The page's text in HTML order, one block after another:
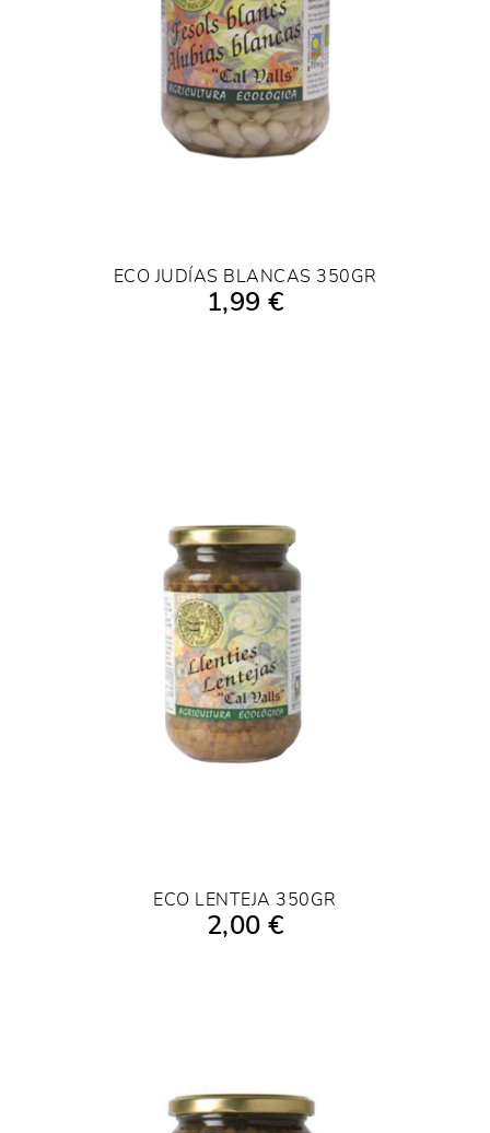
AÑADIR A LA COMPRA
ECO JUDÍAS BLANCAS 350GR
1,99 €
AÑADIR A LA COMPRA
ECO LENTEJA 350GR
2,00 €